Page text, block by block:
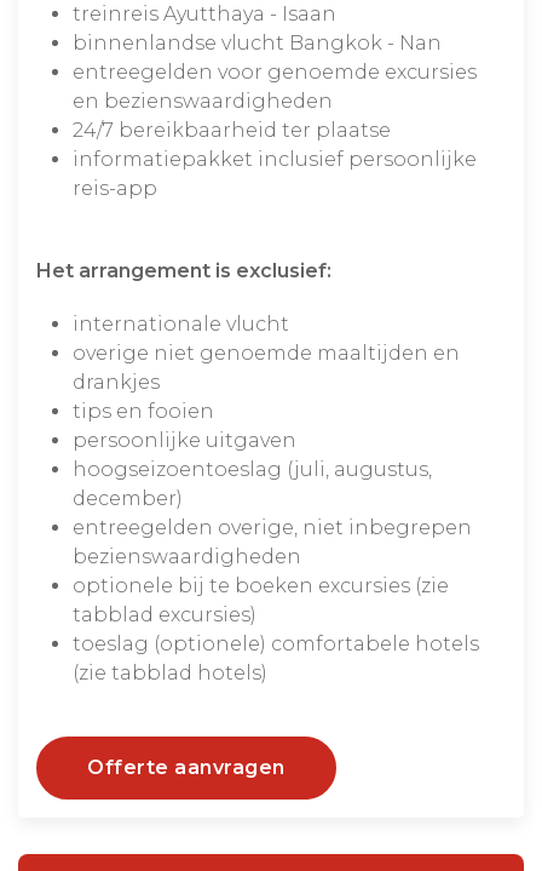
treinreis Ayutthaya - Isaan
binnenlandse vlucht Bangkok - Nan
entreegelden voor genoemde excursies
en bezienswaardigheden
24/7 bereikbaarheid ter plaatse
informatiepakket inclusief persoonlijke
reis-app
Het arrangement is exclusief:
internationale vlucht
overige niet genoemde maaltijden en
drankjes
tips en fooien
persoonlijke uitgaven
hoogseizoentoeslag (juli, augustus,
december)
entreegelden overige, niet inbegrepen
bezienswaardigheden
optionele bij te boeken excursies (zie
tabblad excursies)
toeslag (optionele) comfortabele hotels
(zie tabblad hotels)
Offerte aanvragen